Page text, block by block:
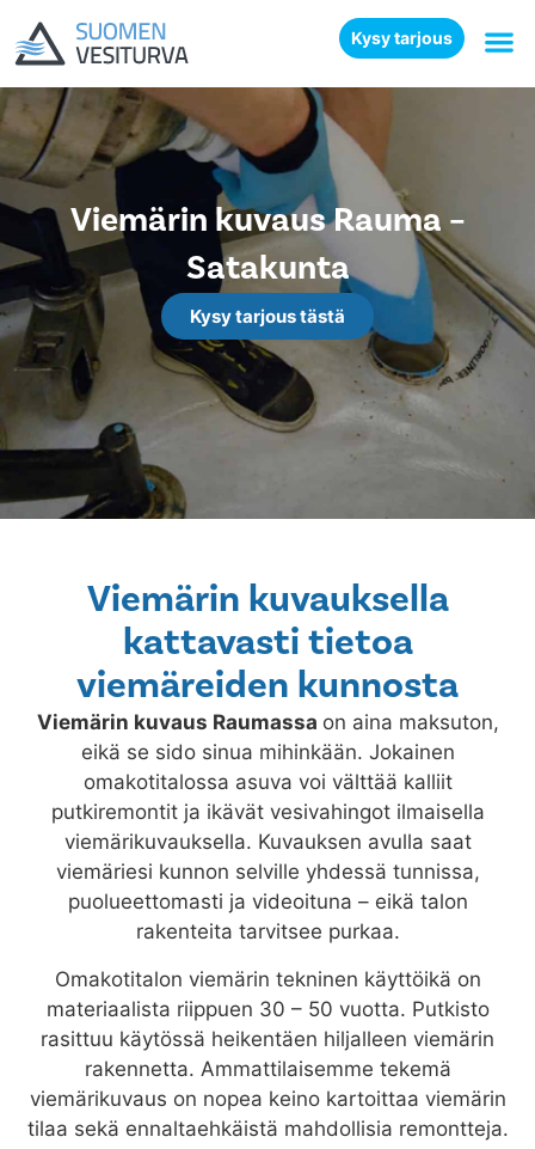
Kysy tarjous
Viemärin kuvaus Rauma –
Satakunta
Kysy tarjous tästä
Viemärin kuvauksella
kattavasti tietoa
viemäreiden kunnosta
Viemärin kuvaus Raumassa on aina maksuton,
eikä se sido sinua mihinkään. Jokainen
omakotitalossa asuva voi välttää kalliit
putkiremontit ja ikävät vesivahingot ilmaisella
viemärikuvauksella. Kuvauksen avulla saat
viemäriesi kunnon selville yhdessä tunnissa,
puolueettomasti ja videoituna – eikä talon
rakenteita tarvitsee purkaa.
Omakotitalon viemärin tekninen käyttöikä on
materiaalista riippuen 30 – 50 vuotta. Putkisto
rasittuu käytössä heikentäen hiljalleen viemärin
rakennetta. Ammattilaisemme tekemä
viemärikuvaus on nopea keino kartoittaa viemärin
tilaa sekä ennaltaehkäistä mahdollisia remontteja.